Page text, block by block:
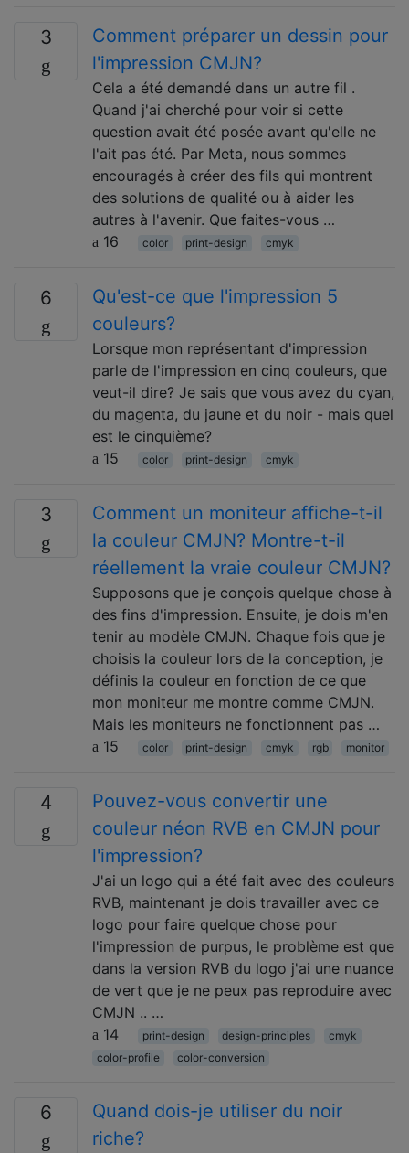
3
Comment préparer un dessin pour
l'impression CMJN?
Cela a été demandé dans un autre fil .
Quand j'ai cherché pour voir si cette
question avait été posée avant qu'elle ne
l'ait pas été. Par Meta, nous sommes
encouragés à créer des fils qui montrent
des solutions de qualité ou à aider les
autres à l'avenir. Que faites-vous …
16
color print-design cmyk
6
Qu'est-ce que l'impression 5
couleurs?
Lorsque mon représentant d'impression
parle de l'impression en cinq couleurs, que
veut-il dire? Je sais que vous avez du cyan,
du magenta, du jaune et du noir - mais quel
est le cinquième?
15
color print-design cmyk
3
Comment un moniteur affiche-t-il
la couleur CMJN? Montre-t-il
réellement la vraie couleur CMJN?
Supposons que je conçois quelque chose à
des fins d'impression. Ensuite, je dois m'en
tenir au modèle CMJN. Chaque fois que je
choisis la couleur lors de la conception, je
définis la couleur en fonction de ce que
mon moniteur me montre comme CMJN.
Mais les moniteurs ne fonctionnent pas …
15
color print-design cmyk rgb monitor
4
Pouvez-vous convertir une
couleur néon RVB en CMJN pour
l'impression?
J'ai un logo qui a été fait avec des couleurs
RVB, maintenant je dois travailler avec ce
logo pour faire quelque chose pour
l'impression de purpus, le problème est que
dans la version RVB du logo j'ai une nuance
de vert que je ne peux pas reproduire avec
CMJN .. …
14
print-design design-principles
cmyk
color-profile
color-conversion
6
Quand dois-je utiliser du noir
riche?